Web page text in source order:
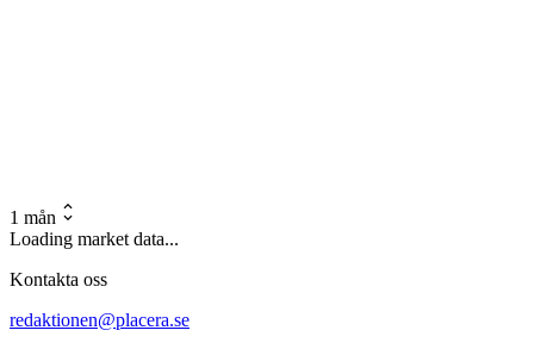
1 mån
Loading market data...
Kontakta oss
redaktionen@placera.se